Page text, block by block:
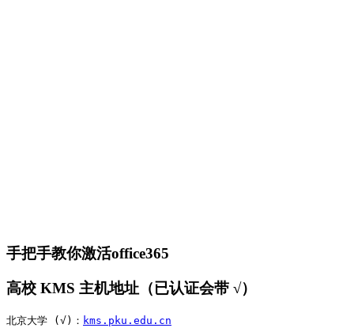
手把手教你激活office365
高校 KMS 主机地址（已认证会带 √）
北京大学 (√)： kms.pku.edu.cn